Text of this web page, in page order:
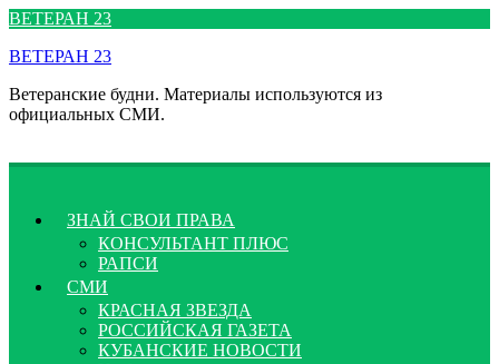
Перейти
содержимому
ВЕТЕРАН 23
ВЕТЕРАН 23
Ветеранские будни. Материалы используются из
официальных СМИ.
ЗНАЙ СВОИ ПРАВА
КОНСУЛЬТАНТ ПЛЮС
РАПСИ
СМИ
КРАСНАЯ ЗВЕЗДА
РОССИЙСКАЯ ГАЗЕТА
КУБАНСКИЕ НОВОСТИ